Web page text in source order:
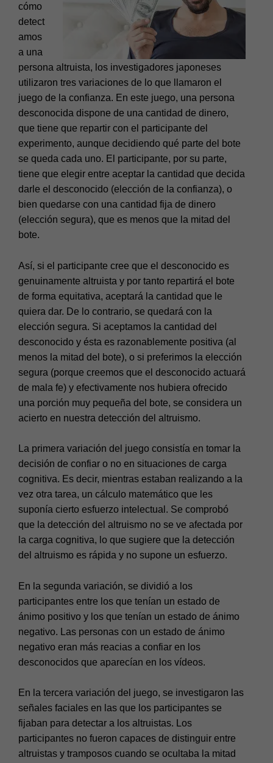
cómo
detect
amos
a una
persona altruista, los investigadores japoneses
utilizaron tres variaciones de lo que llamaron el
juego de la confianza. En este juego, una persona
desconocida dispone de una cantidad de dinero,
que tiene que repartir con el participante del
experimento, aunque decidiendo qué parte del bote
se queda cada uno. El participante, por su parte,
tiene que elegir entre aceptar la cantidad que decida
darle el desconocido (elección de la confianza), o
bien quedarse con una cantidad fija de dinero
(elección segura), que es menos que la mitad del
bote.
Así, si el participante cree que el desconocido es
genuinamente altruista y por tanto repartirá el bote
de forma equitativa, aceptará la cantidad que le
quiera dar. De lo contrario, se quedará con la
elección segura. Si aceptamos la cantidad del
desconocido y ésta es razonablemente positiva (al
menos la mitad del bote), o si preferimos la elección
segura (porque creemos que el desconocido actuará
de mala fe) y efectivamente nos hubiera ofrecido
una porción muy pequeña del bote, se considera un
acierto en nuestra detección del altruismo.
La primera variación del juego consistía en tomar la
decisión de confiar o no en situaciones de carga
cognitiva. Es decir, mientras estaban realizando a la
vez otra tarea, un cálculo matemático que les
suponía cierto esfuerzo intelectual. Se comprobó
que la detección del altruismo no se ve afectada por
la carga cognitiva, lo que sugiere que la detección
del altruismo es rápida y no supone un esfuerzo.
En la segunda variación, se dividió a los
participantes entre los que tenían un estado de
ánimo positivo y los que tenían un estado de ánimo
negativo. Las personas con un estado de ánimo
negativo eran más reacias a confiar en los
desconocidos que aparecían en los vídeos.
En la tercera variación del juego, se investigaron las
señales faciales en las que los participantes se
fijaban para detectar a los altruistas. Los
participantes no fueron capaces de distinguir entre
altruistas y tramposos cuando se ocultaba la mitad